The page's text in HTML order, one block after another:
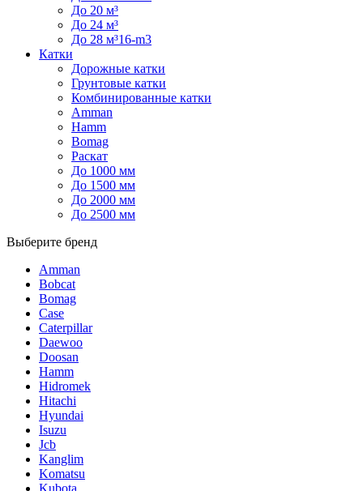
До 20 м³
До 24 м³
До 28 м³16-m3
Катки
Дорожные катки
Грунтовые катки
Комбинированные катки
Amman
Hamm
Bomag
Раскат
До 1000 мм
До 1500 мм
До 2000 мм
До 2500 мм
Выберите бренд
Amman
Bobcat
Bomag
Case
Caterpillar
Daewoo
Doosan
Hamm
Hidromek
Hitachi
Hyundai
Isuzu
Jcb
Kanglim
Komatsu
Kubota